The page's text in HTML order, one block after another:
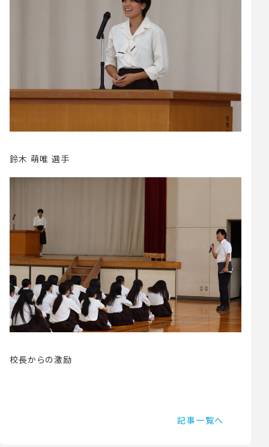
鈴木 萌唯 選手
校長からの激励
記事一覧へ